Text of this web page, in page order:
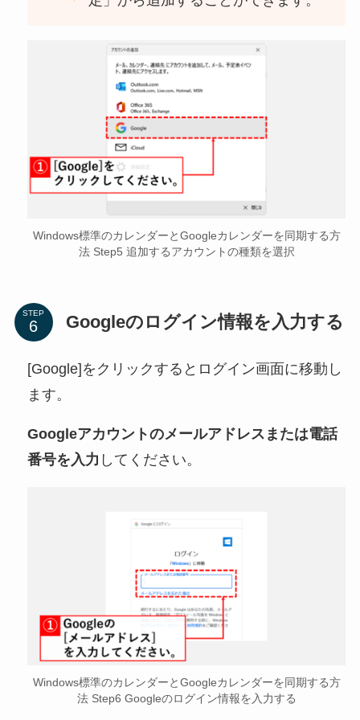
Windows標準のカレンダーとGoogleカレンダーを同期する方
法 Step5 追加するアカウントの種類を選択
STEP Googleのログイン情報を入力する
[Google]をクリックするとログイン画面に移動し
ます。
Googleアカウントのメールアドレスまたは電話
番号を入力 してください。
Windows標準のカレンダーとGoogleカレンダーを同期する方
法 Step6 Googleのログイン情報を入力する